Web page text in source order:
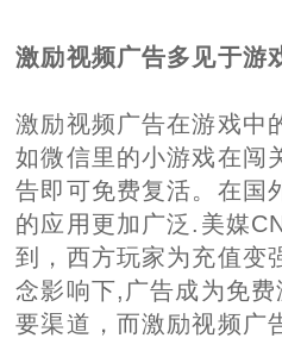
激励视频广告多见于游
激励视频广告在游戏中
如微信里的小游戏在闯
告即可免费复活。在国
的应用更加广泛.美媒
到，西方玩家为充值变
念影响下,广告成为免
要渠道，而激励视频广